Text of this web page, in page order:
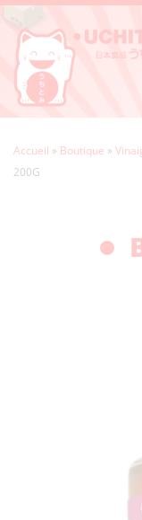
Accueil » Boutique »
200G